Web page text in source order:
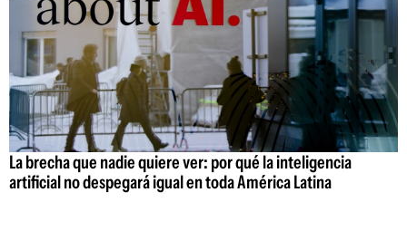
La brecha que nadie quiere ver: por qué la inteligencia
artificial no despegará igual en toda América Latina